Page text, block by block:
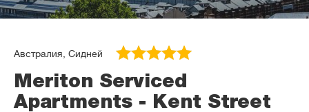
Австралия, Сидней
Meriton Serviced
Apartments - Kent Street